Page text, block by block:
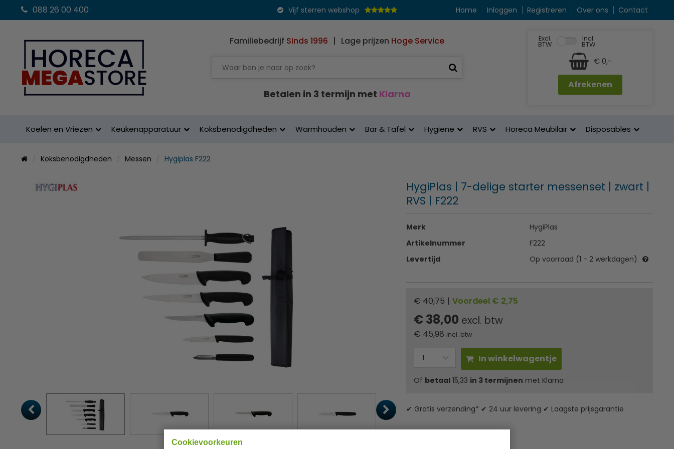
Cookievoorkeuren
088 26 00 400 Vijf sterren webshop Home Inloggen Registreren Over ons Contact
Familiebedrijf Sinds 1996 | Lage prijzen Hoge Service
Betalen in 3 termijn met Klarna
Excl.
BTW
Incl.
BTW
€ 0,-
Afrekenen
Koelen en Vriezen Keukenapparatuur Koksbenodigdheden Warmhouden Bar & Tafel Hygiene RVS Horeca Meubilair Disposables
Koksbenodigdheden Messen Hygiplas F222
HygiPlas | 7-delige starter messenset | zwart |
RVS | F222
Merk
HygiPlas
Artikelnummer
F222
Levertijd
Op voorraad (1 - 2 werkdagen)
€ 40,75 | Voordeel € 2,75
€ 38,00 excl. btw
€ 45,98 incl. btw
In winkelwagentje
Of betaal15,33 in 3 termijnen met Klarna
✔ Gratis verzending* ✔ 24 uur levering ✔ Laagste prijsgarantie